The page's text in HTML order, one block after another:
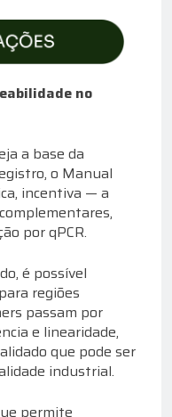
no
a base da
o Manual
incentiva — a
por qPCR.
é possível
regiões
passam por
e linearidade,
que pode ser
industrial.
permite